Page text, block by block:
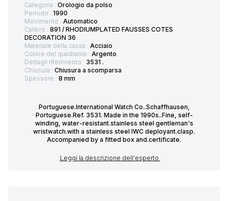
Categoria : Orologio da polso
Periodo : 1990
Movimento : Automatico
Calibro : 891 / RHODIUMPLATED FAUSSES COTES
DECORATION 36
Materiale della cassa : Acciaio
Colore del quadrante : Argento
Dettagli riferimento : 3531 .
Chiusura : Chiusura a scomparsa
Spessore : 8 mm
Portuguese.International Watch Co..Schaffhausen,
Portuguese.Ref. 3531. Made in the 1990s..Fine, self-
winding, water-resistant.stainless steel gentleman's
wristwatch.with a stainless steel IWC deployant.clasp.
Accompanied by a fitted box and.certificate.
Leggi la descrizione dell'esperto